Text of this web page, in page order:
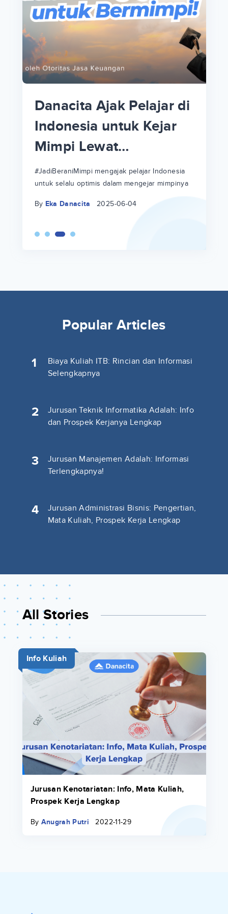
Danacita Ajak Pelajar di
Indonesia untuk Kejar
Mimpi Lewat
#JadiBeraniMimpi
#JadiBeraniMimpi mengajak pelajar Indonesia
untuk selalu optimis dalam mengejar mimpinya
By Eka Danacita 2025-06-04
Popular Articles
1
Biaya Kuliah ITB: Rincian dan Informasi
Selengkapnya
2
Jurusan Teknik Informatika Adalah: Info
dan Prospek Kerjanya Lengkap
3
Jurusan Manajemen Adalah: Informasi
Terlengkapnya!
4
Jurusan Administrasi Bisnis: Pengertian,
Mata Kuliah, Prospek Kerja Lengkap
All Stories
Info Kuliah
Jurusan Kenotariatan: Info, Mata Kuliah,
Prospek Kerja Lengkap
By Anugrah Putri 2022-11-29